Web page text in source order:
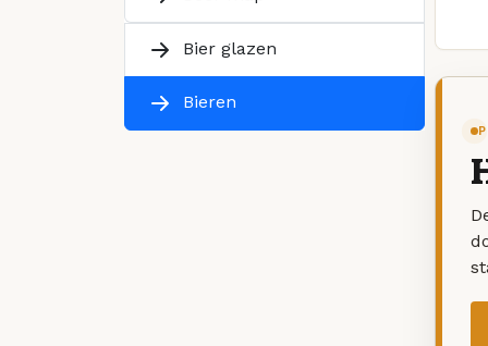
Bier glazen
Bieren